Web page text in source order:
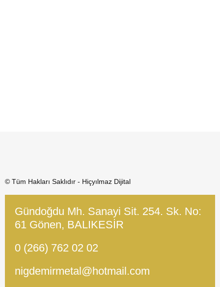
© Tüm Hakları Saklıdır - Hiçyılmaz Dijital
Gündoğdu Mh. Sanayi Sit. 254. Sk. No:
61 Gönen, BALIKESİR
0 (266) 762 02 02
nigdemirmetal@hotmail.com